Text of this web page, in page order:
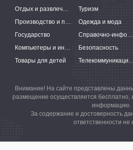
Отдых и развлечения
Туризм
Производство и поставки
Одежда и мода
Государство
Справочно-информационные системы
Компьютеры и интернет
Безопасность
Товары для детей
Внимание! На сайте представлены
размещение осуществляется бесплатно,
информацию.
За содержание и достоверность
ответственности не